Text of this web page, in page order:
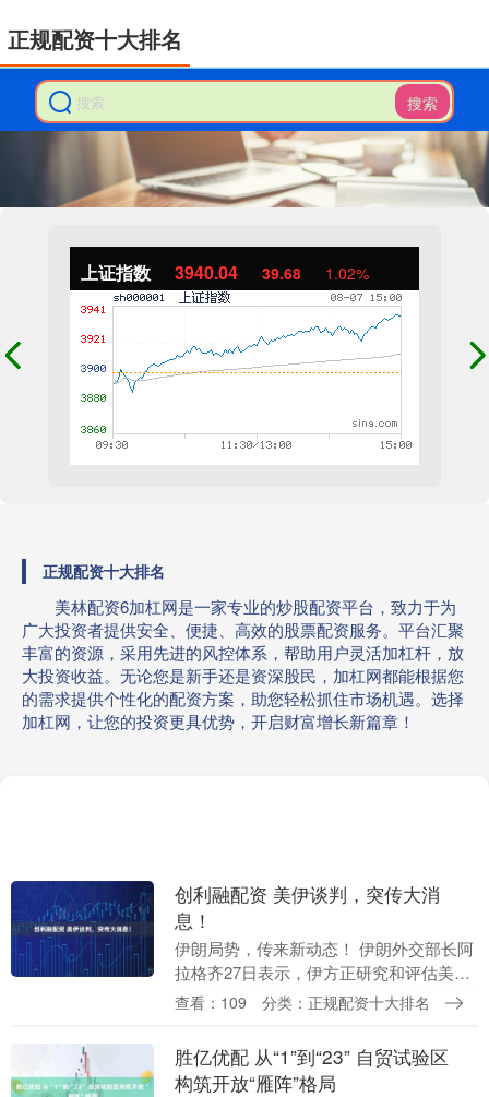
搜索
上证指数 3940.04 39.68 1.02%
正规配资十大排名
美林配资6加杠网是一家专业的炒股配资平台，致力于为
广大投资者提供安全、便捷、高效的股票配资服务。平台汇聚
丰富的资源，采用先进的风控体系，帮助用户灵活加杠杆，放
大投资收益。无论您是新手还是资深股民，加杠网都能根据您
的需求提供个性化的配资方案，助您轻松抓住市场机遇。选择
加杠网，让您的投资更具优势，开启财富增长新篇章！
正规配资十大排名
创利融配资 美伊谈判，突传大消
息！
伊朗局势，传来新动态！ 伊朗外交部长阿
拉格齐27日表示，伊方正研究和评估美方
的谈判请求。另外，伊朗伊斯兰议会261
代表团，坚....
查看：109 分类：正规配资十大排名
胜亿优配 从“1”到“23” 自贸试验区
构筑开放“雁阵”格局